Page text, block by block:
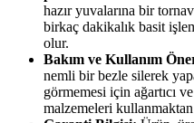
hazır yuvalarına bir
birkaç dakikalık basit
olur.
Bakım ve Kullanım
nemli bir bezle silerek
görmemesi için ağartıcı
malzemeleri kullanmaktan